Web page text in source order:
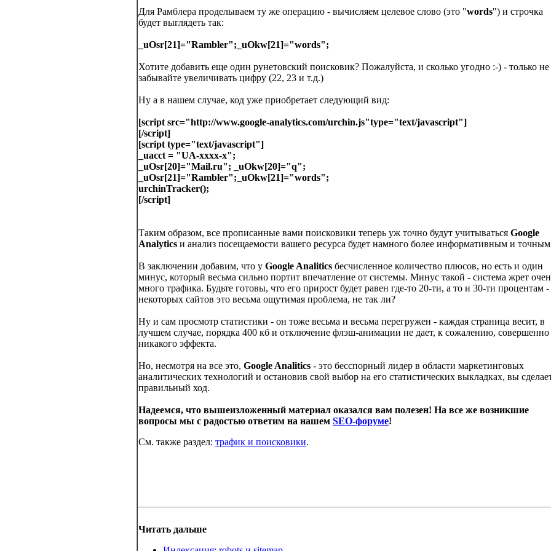
Для Рамблера проделываем ту же операцию - вычисляем целевое слово (это "words") и строчка
будет выглядеть так:
_uOsr[21]="Rambler";_uOkw[21]="words";
Хотите добавить еще один рунетовский поисковик? Пожалуйста, и сколько угодно :-) - только не
забывайте увеличивать цифру (22, 23 и т.д.)
Ну а в нашем случае, код уже приобретает следующий вид:
[script src="http://www.google-analytics.com/urchin.js"type="text/javascript"]
[/script]
[script type="text/javascript"]
_uacct = "UA-xxxx-x";
_uOsr[20]="Mail.ru"; _uOkw[20]="q";
_uOsr[21]="Rambler";_uOkw[21]="words";
urchinTracker();
[/script]
Таким образом, все прописанные вами поисковики теперь уж точно будут учитываться Google
Analytics и анализ посещаемости вашего ресурса будет намного более информативным и
В заключении добавим, что у Google Analitics бесчисленное количество плюсов, но есть и один
минус, который весьма сильно портит впечатление от системы. Минус такой - система жрет
много трафика. Будьте готовы, что его прирост будет равен где-то 20-ти, а то и 30-ти процентам -
некоторых сайтов это весьма ощутимая проблема, не так ли?
Ну и сам просмотр статистики - он тоже весьма и весьма перегружен - каждая страница весит, в
лучшем случае, порядка 400 кб и отключение флэш-анимации не дает, к сожалению, совершенно
никакого эффекта.
Но, несмотря на все это, Google Analitics - это бесспорный лидер в области маркетинговых
аналитических технологий и остановив свой выбор на его статистических выкладках, вы
правильный ход.
Надеемся, что вышеизложенный материал оказался вам полезен! На все же возникшие
вопросы мы с радостью ответим на нашем SEO-форуме!
См. также раздел: трафик и поисковики.
Читать дальше